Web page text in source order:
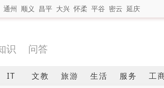
通州 顺义 昌平 大兴 怀柔 平谷 密云 延庆
识 问答
IT 文教 旅游 生活 服务 工